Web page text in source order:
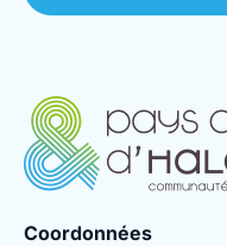
Coordonnées